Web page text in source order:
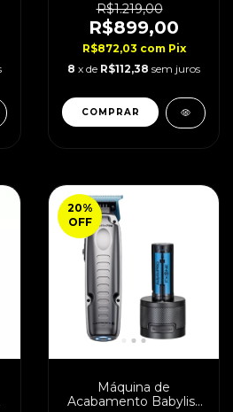
R$1.219,00
R$899,00
R$872,03 com Pix
8 x de R$112,38 sem juros
20%
OFF
Máquina de
Acabamento Babyliss